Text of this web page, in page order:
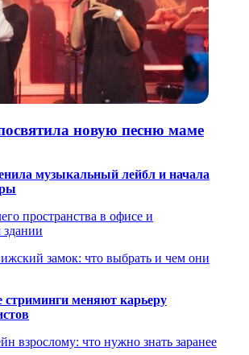
новую песню маме
музыкальный лейбл и начала
пространства в офисе и
замок: что выбрать и чем они
меняют карьеру
взрослому: что нужно знать заранее